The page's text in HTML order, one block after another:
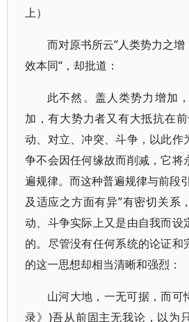
上）
而对原书所云”人类势力之
效本同“，却批道：
此不然。盖人类势力增加
加，有大势力者又有大抵抗在
动、对立、冲突、斗争，以此作
争不会因任何缘故而削减，它将
遍规律。而这种普遍规律与前段
及适应之方面有异”有密切关系
动、斗争实际上又是由自我而设
的。尽管没有任何系统的论证和
的这一思想却相当清晰和强烈：
山河大地，一无可据，而可
录》)吾从前固主无我论，以为